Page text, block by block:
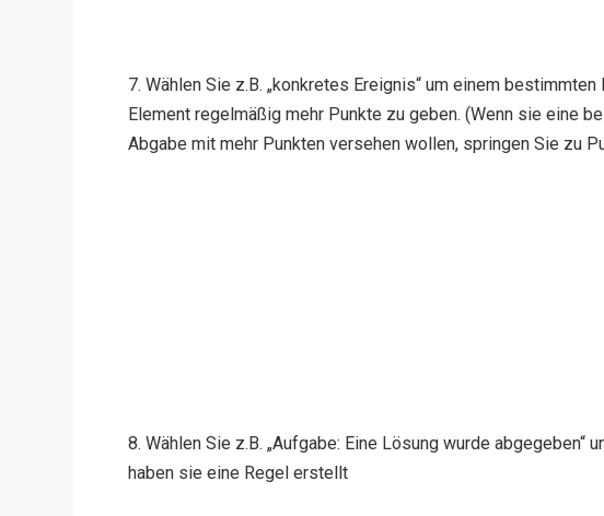
7. Wählen Sie z.B. „konkretes Ereignis“ um einem bestimmten
Element regelmäßig mehr Punkte zu geben. (Wenn sie eine
Abgabe mit mehr Punkten versehen wollen, springen Sie zu
8. Wählen Sie z.B. „Aufgabe: Eine Lösung wurde abgegeben“
haben sie eine Regel erstellt